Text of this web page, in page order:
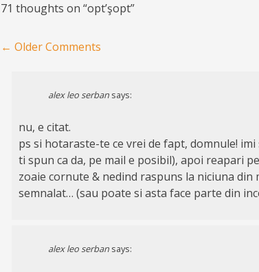
71 thoughts on “opt’şopt”
Comment navigation
← Older Comments
alex leo serban says:
nu, e citat.
ps si hotaraste-te ce vrei de fapt, domnule!
ti spun ca da, pe mail e posibil), apoi reapari
zoaie cornute & nedind raspuns la niciuna din
semnalat… (sau poate si asta face parte din
alex leo serban says: